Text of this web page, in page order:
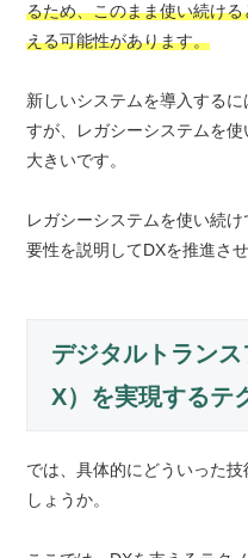
るため、このまま使い続け
える可能性があります。
新しいシステムを導入する
すが、レガシーシステムを
大きいです。
レガシーシステムを使い続
要性を説明してDXを推進させ
デジタルトラン
X）を実現するテ
では、具体的にどういった
しょうか。